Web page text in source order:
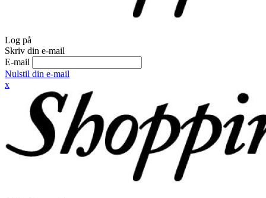
Log på
Skriv din e-mail
E-mail
Nulstil din e-mail
x